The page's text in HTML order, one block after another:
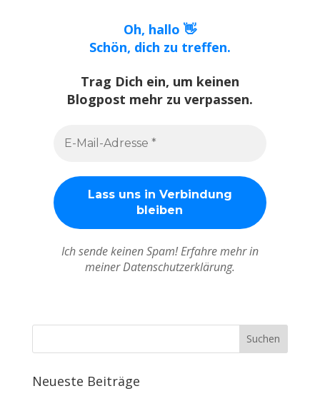
Oh, hallo 👋
Schön, dich zu treffen.
Trag Dich ein, um keinen
Blogpost mehr zu verpassen.
Ich sende keinen Spam! Erfahre mehr in
meiner Datenschutzerklärung.
Neueste Beiträge